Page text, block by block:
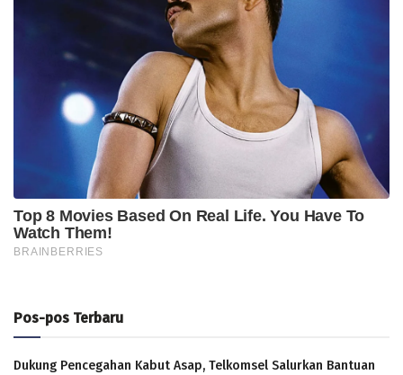
Pos-pos Terbaru
Dukung Pencegahan Kabut Asap, Telkomsel Salurkan Bantuan